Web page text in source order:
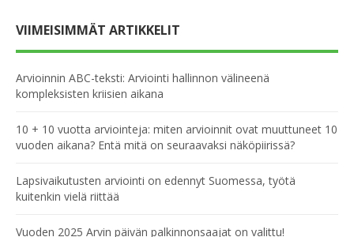
VIIMEISIMMÄT ARTIKKELIT
Arvioinnin ABC-teksti: Arviointi hallinnon välineenä
kompleksisten kriisien aikana
10 + 10 vuotta arviointeja: miten arvioinnit ovat muuttuneet 10
vuoden aikana? Entä mitä on seuraavaksi näköpiirissä?
Lapsivaikutusten arviointi on edennyt Suomessa, työtä
kuitenkin vielä riittää
Vuoden 2025 Arvin päivän palkinnonsaajat on valittu!